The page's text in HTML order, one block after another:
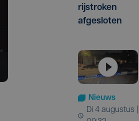
rijstroken
afgesloten
Nieuws
di 4 augustus |